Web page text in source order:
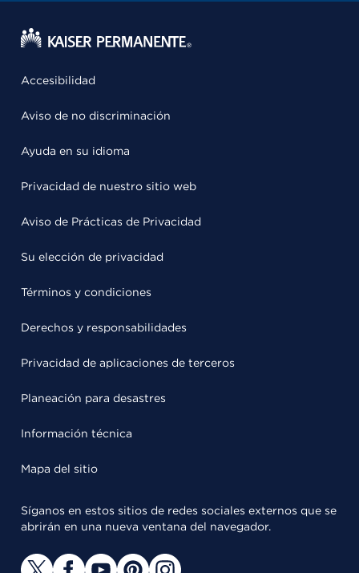
Accesibilidad
Aviso de no discriminación
Ayuda en su idioma
Privacidad de nuestro sitio web
Aviso de Prácticas de Privacidad
Su elección de privacidad
Términos y condiciones
Derechos y responsabilidades
Privacidad de aplicaciones de terceros
Planeación para desastres
Información técnica
Mapa del sitio
Síganos en estos sitios de redes sociales externos que se
abrirán en una nueva ventana del navegador.